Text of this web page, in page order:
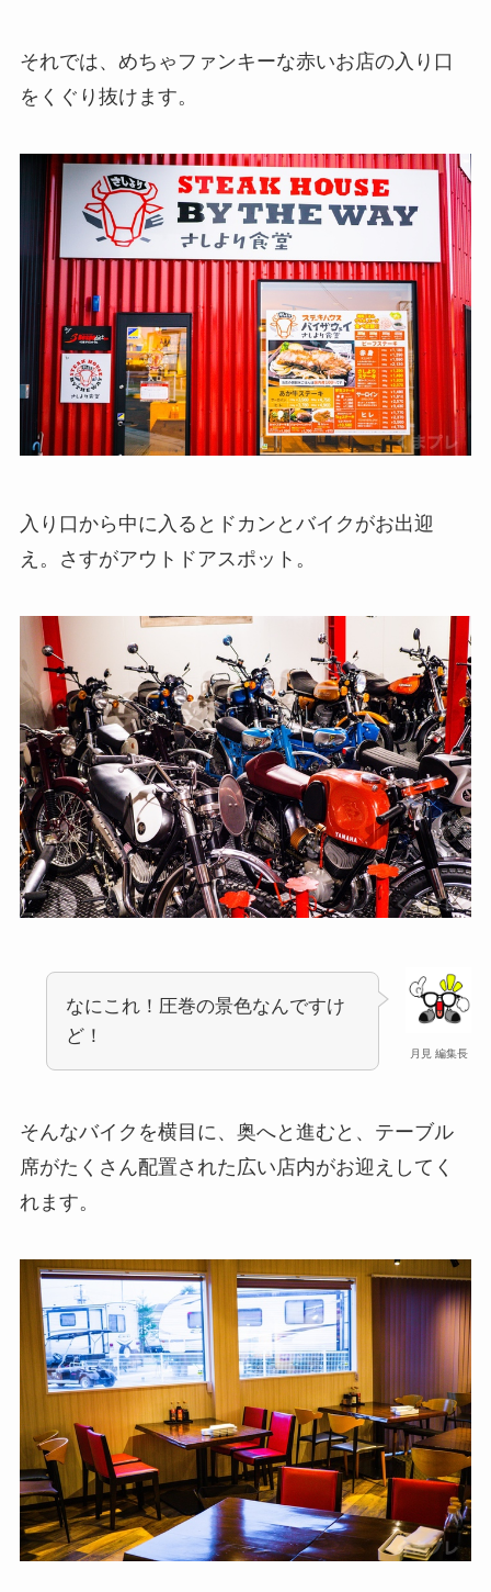
それでは、めちゃファンキーな赤いお店の入り口
をくぐり抜けます。
入り口から中に入るとドカンとバイクがお出迎
え。さすがアウトドアスポット。
月見 編集長
なにこれ！圧巻の景色なんですけ
ど！
そんなバイクを横目に、奥へと進むと、テーブル
席がたくさん配置された広い店内がお迎えしてく
れます。